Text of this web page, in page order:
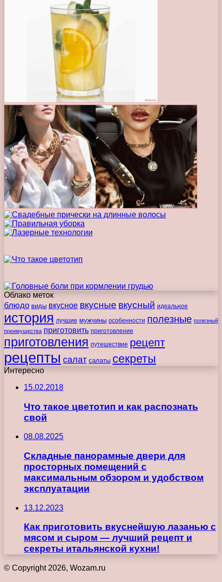
Облако меток
блюдо виды вкусное вкусные вкусный идеальное
история лучшие мужчины особенности полезные полезный
преимущества приготовить приготовление
приготовления путешествие рецепт
рецепты салат салаты секреты
Интересно
15.02.2018
Что такое цветотип и как распознать
свой
08.08.2025
Складные панорамные двери для
просторных помещений с
максимальным обзором и удобством
эксплуатации
13.12.2023
Как приготовить вкуснейшую лазанью с
мясом и сыром — лучший рецепт и
секреты итальянской кухни!
© Copyright 2026, Wozam.ru